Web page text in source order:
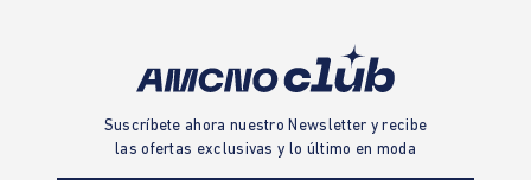
Suscríbete ahora nuestro Newsletter y recibe
las ofertas exclusivas y lo último en moda